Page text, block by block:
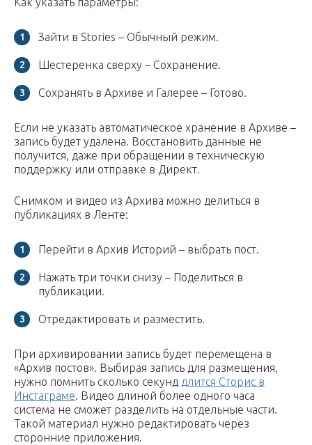
Зайти в Stories – Обычный режим.
Шестеренка сверху – Сохранение.
Сохранять в Архиве и Галерее – Готово.
Если не указать автоматическое хранение в Архиве –
запись будет удалена. Восстановить данные не
получится, даже при обращении в техническую
поддержку или отправке в Директ.
Снимком и видео из Архива можно делиться в
публикациях в Ленте:
Перейти в Архив Историй – выбрать пост.
Нажать три точки снизу – Поделиться в
публикации.
Отредактировать и разместить.
При архивировании запись будет перемещена в
«Архив постов». Выбирая запись для размещения,
нужно помнить сколько секунд длится Сторис в
Инстаграме. Видео длиной более одного часа
система не сможет разделить на отдельные части.
Такой материал нужно редактировать через
сторонние приложения.